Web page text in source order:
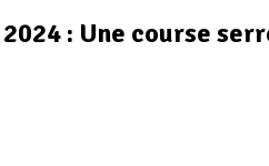
: Une course